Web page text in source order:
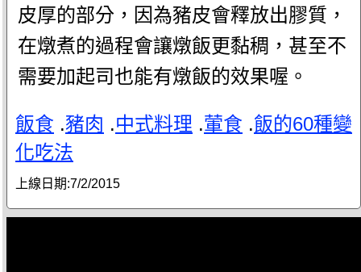
皮厚的部分，因為豬皮會釋放出膠質，
在燉煮的過程會讓燉飯更黏稠，甚至不
需要加起司也能有燉飯的效果喔。
飯食 .豬肉 .中式料理 .葷食 .飯的60種變
化吃法
上線日期:7/2/2015